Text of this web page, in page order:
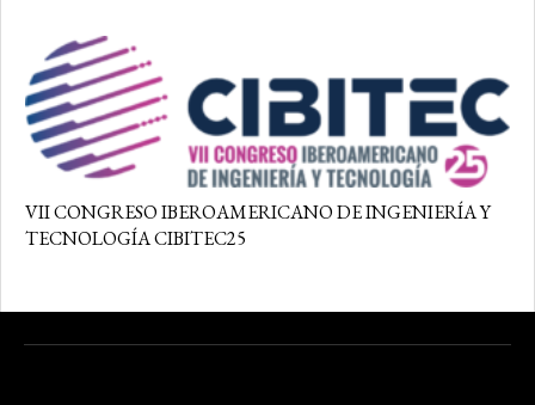
VII CONGRESO IBEROAMERICANO DE INGENIERÍA Y
TECNOLOGÍA CIBITEC25